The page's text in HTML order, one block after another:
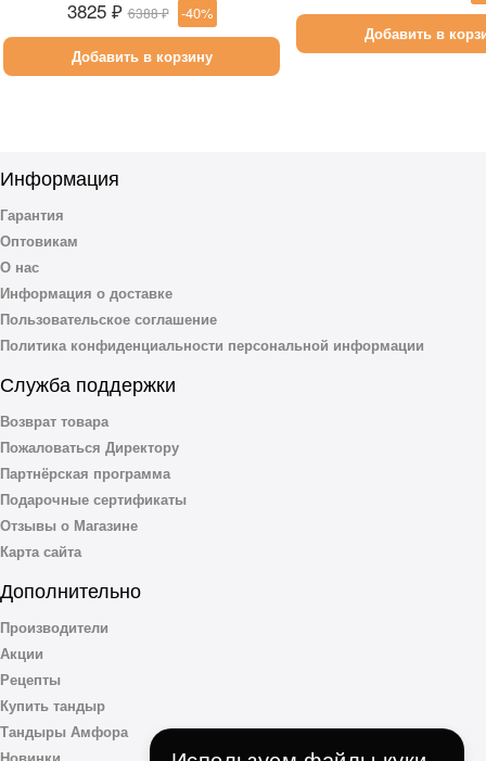
3825 ₽ 6388 ₽ -40%
Добавить в корзину
Добавить в
Информация
Гарантия
Оптовикам
О нас
Информация о доставке
Пользовательское соглашение
Политика конфиденциальности персональной информации
Служба поддержки
Возврат товара
Пожаловаться Директору
Партнёрская программа
Подарочные сертификаты
Отзывы о Магазине
Карта сайта
Дополнительно
Производители
Акции
Рецепты
Купить тандыр
Тандыры Амфора